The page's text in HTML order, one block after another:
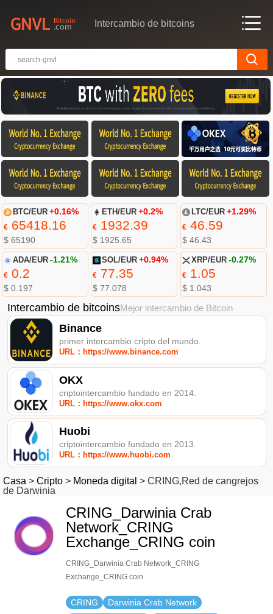
Intercambio de bitcoins
BTC/EUR +0.16%
€65418.16
$ 65190
ETH/EUR +0.2%
€ 1932.39
$ 1925.65
LTC/EUR +1.29%
€46.59
$ 46.43
ADA/EUR -1.21%
€0.2
$ 0.197
SOL/EUR +0.94%
€ 77.35
$ 77.078
XRP/EUR -0.27%
€1.05
$ 1.043
Intercambio de bitcoinsMejor intercambio de Bitcoin
Binance
primer intercambio cripto del mundo.
URL：https://www.binance.com
OKX
criptointercambio fundado en 2014.
URL：https://www.okx.com
Huobi
criptointercambio fundado en 2013.
URL：https://www.huobi.com
Casa > Cripto > Moneda digital > CRING,Red de cangrejos
de Darwinia
CRING_Darwinia Crab
Network_CRING
Exchange_CRING coin
CRING_Darwinia Crab Network_CRING
Exchange_CRING coin
CRING
Darwinia Crab Network